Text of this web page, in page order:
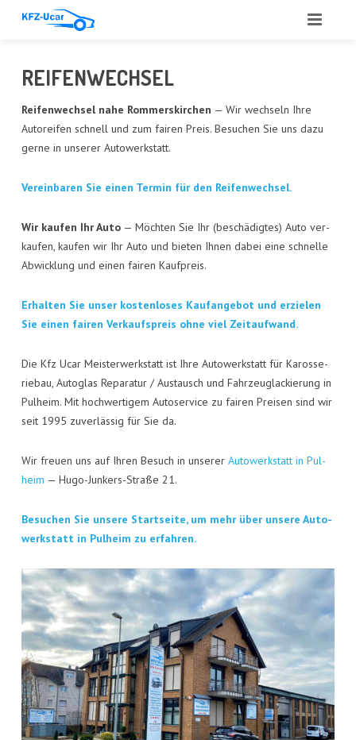
LEIS­TUN­GEN
GUT­ACH­TEN
REFE­REN­ZEN
KON­TAKT
VISI­TEN­KAR­TE
REI­FEN­WECH­SEL
Rei­fen­wech­sel nahe Rom­mers­kir­chen — Wir wech­seln Ihre
Auto­rei­fen schnell und zum fai­ren Preis. Besu­chen Sie uns dazu
ger­ne in unse­rer Autowerkstatt.
Ver­ein­ba­ren Sie einen Ter­min für den Reifenwechsel.
Wir kau­fen Ihr Auto— Möch­ten Sie Ihr (beschä­dig­tes) Auto ver­
kau­fen, kau­fen wir Ihr Auto und bie­ten Ihnen dabei eine schnel­le
Abwick­lung und einen fai­ren Kaufpreis.
Erhal­ten Sie unser kos­ten­lo­ses Kauf­an­ge­bot und erzie­len
Sie einen fai­ren Ver­kaufs­preis ohne viel Zeitaufwand.
Die Kfz Ucar Meis­ter­werk­statt ist Ihre Auto­werk­statt für Karos­se­
rie­bau, Auto­glas Repa­ra­tur / Aus­tausch und Fahr­zeug­la­ckie­rung in
Pul­heim. Mit hoch­wer­ti­gem Auto­ser­vice zu fai­ren Prei­sen sind wir
seit 1995 zuver­läs­sig für Sie da.
Wir freu­en uns auf Ihren Besuch in unse­rer Auto­werk­statt in Pul­
heim — Hugo-Jun­kers-Stra­ße 21.
Besu­chen Sie unse­re Start­sei­te, um mehr über unse­re Auto­
werk­statt in Pul­heim zu erfahren.